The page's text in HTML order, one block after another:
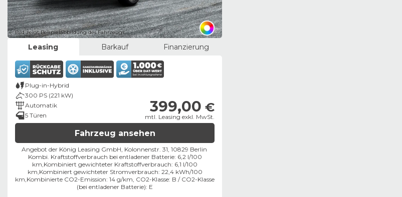
Bild zeigt Beispielabbildung des Fahrzeugs
Leasing Barkauf Finanzierung
Plug-in-Hybrid
300 PS (221 kW)
Automatik
5 Türen
399,00 €
mtl. Leasing exkl. MwSt.
Fahrzeug ansehen
Angebot der König Leasing GmbH, Kolonnenstr. 31, 10829 Berlin ​
Kombi. Kraftstoffverbrauch bei entladener Batterie: 6,2 l/100
km,Kombiniert gewichteter Kraftstoffverbrauch: 6,1 l/100
km,Kombiniert gewichteter Stromverbrauch: 22,4 kWh/100
km,Kombinierte CO2-Emission: 14 g/km, CO2-Klasse: B / CO2-Klasse
(bei entladener Batterie): E